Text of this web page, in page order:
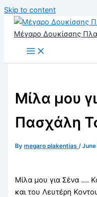
Skip to content
Μέγαρο Δουκίσσης
Μίλα μου
Πασχάλη
Bymegaro plakentias/
Μίλα μου για Σένα ….
και του Λευτέρη